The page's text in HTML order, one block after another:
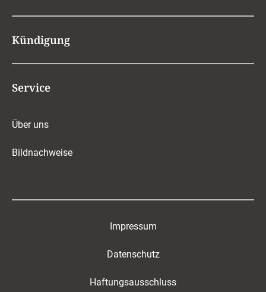
Kündigung
Service
Über uns
Bildnachweise
Impressum
Datenschutz
Haftungsausschluss